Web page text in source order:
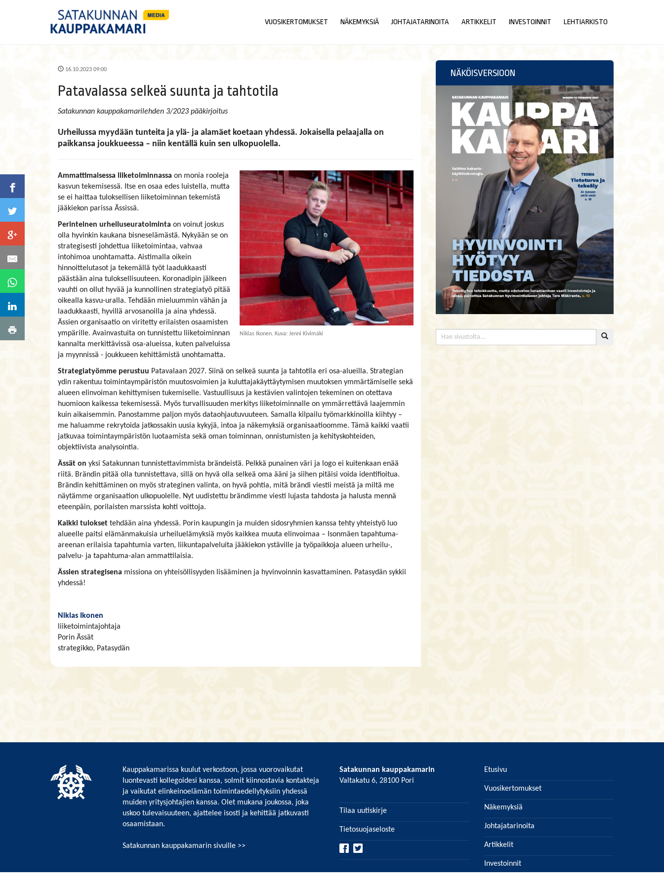
VUOSIKERTOMUKSET NÄKEMYKSIÄ JOHTAJATARINOITA ARTIKKELIT INVESTOINNIT LEHTIARKISTO
16.10.2023 09:00
Patavalassa selkeä suunta ja tahtotila
Satakunnan kauppakamarilehden 3/2023 pääkirjoitus
Urheilussa myydään tunteita ja ylä- ja alamäet koetaan yhdessä. Jokaisella pelaajalla on
paikkansa joukkueessa – niin kentällä kuin sen ulkopuolella.
Ammattimaisessa liiketoiminnassa on monia rooleja
kasvun tekemisessä. Itse en osaa edes luistella, mutta
se ei haittaa tuloksellisen liiketoiminnan tekemistä
jääkiekon parissa Ässissä.
Perinteinen urheiluseuratoiminta on voinut joskus
olla hyvinkin kaukana bisneselämästä. Nykyään se on
strategisesti johdettua liiketoimintaa, vahvaa
intohimoa unohtamatta. Aistimalla oikein
hinnoittelutasot ja tekemällä työt laadukkaasti
päästään aina tuloksellisuuteen. Koronadipin jälkeen
vauhti on ollut hyvää ja kunnollinen strategiatyö pitää
oikealla kasvu-uralla. Tehdään mieluummin vähän ja
laadukkaasti, hyvillä arvosanoilla ja aina yhdessä.
Ässien organisaatio on viritetty erilaisten osaamisten
ympärille. Avainvastuita on tunnistettu liiketoiminnan
kannalta merkittävissä osa-alueissa, kuten palveluissa
ja myynnissä - joukkueen kehittämistä unohtamatta.
Niklas Ikonen. Kuva: Jenni Kivimäki
Strategiatyömme perustuu Patavalaan 2027. Siinä on selkeä suunta ja tahtotila eri osa-alueilla. Strategian
ydin rakentuu toimintaympäristön muutosvoimien ja kuluttajakäyttäytymisen muutoksen ymmärtämiselle sekä
alueen elinvoiman kehittymisen tukemiselle. Vastuullisuus ja kestävien valintojen tekeminen on otettava
huomioon kaikessa tekemisessä. Myös turvallisuuden merkitys liiketoiminnalle on ymmärrettävä laajemmin
kuin aikaisemmin. Panostamme paljon myös dataohjautuvuuteen. Samalla kilpailu työmarkkinoilla kiihtyy –
me haluamme rekrytoida jatkossakin uusia kykyjä, intoa ja näkemyksiä organisaatioomme. Tämä kaikki vaatii
jatkuvaa toimintaympäristön luotaamista sekä oman toiminnan, onnistumisten ja kehityskohteiden,
objektiivista analysointia.
Ässät on yksi Satakunnan tunnistettavimmista brändeistä. Pelkkä punainen väri ja logo ei kuitenkaan enää
riitä. Brändin pitää olla tunnistettava, sillä on hyvä olla selkeä oma ääni ja siihen pitäisi voida identifioitua.
Brändin kehittäminen on myös strateginen valinta, on hyvä pohtia, mitä brändi viestii meistä ja miltä me
näytämme organisaation ulkopuolelle. Nyt uudistettu brändimme viesti lujasta tahdosta ja halusta mennä
eteenpäin, porilaisten marssista kohti voittoja.
Kaikki tulokset tehdään aina yhdessä. Porin kaupungin ja muiden sidosryhmien kanssa tehty yhteistyö luo
alueelle paitsi elämänmakuisia urheiluelämyksiä myös kaikkea muuta elinvoimaa – Isonmäen tapahtuma-
areenan erilaisia tapahtumia varten, liikuntapalveluita jääkiekon ystäville ja työpaikkoja alueen urheilu-,
palvelu- ja tapahtuma-alan ammattilaisia.
Ässien strategisena missiona on yhteisöllisyyden lisääminen ja hyvinvoinnin kasvattaminen. Patasydän sykkii
yhdessä!
Niklas Ikonen
liiketoimintajohtaja
Porin Ässät
strategikko, Patasydän
NÄKÖISVERSIOON
Kauppakamarissa kuulut verkostoon, jossa vuorovaikutat
luontevasti kollegoidesi kanssa, solmit kiinnostavia kontakteja
ja vaikutat elinkeinoelämän toimintaedellytyksiin yhdessä
muiden yritysjohtajien kanssa. Olet mukana joukossa, joka
uskoo tulevaisuuteen, ajattelee isosti ja kehittää jatkuvasti
osaamistaan.
Satakunnan kauppakamarin sivuille >>
Satakunnan kauppakamarin
Valtakatu 6, 28100 Pori
Tilaa uutiskirje
Tietosuojaseloste
Etusivu
Vuosikertomukset
Näkemyksiä
Johtajatarinoita
Artikkelit
Investoinnit